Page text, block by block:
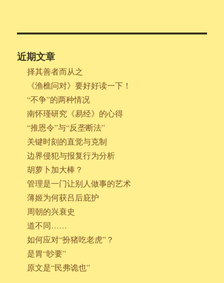
近期文章
择其善者而从之
《渔樵问对》要好好读一下！
“不争”的两种情况
南怀瑾研究《易经》的心得
“推恩令”与“反垄断法”
关键时刻的直觉与克制
边界侵犯与报复行为分析
胡萝卜加大棒？
管理是一门让别人做事的艺术
薄姬为何获吕后庇护
周朝的兴衰史
道不同……
如何应对“扮猪吃老虎”？
是胃“眇要”
原文是“民弗诡也”